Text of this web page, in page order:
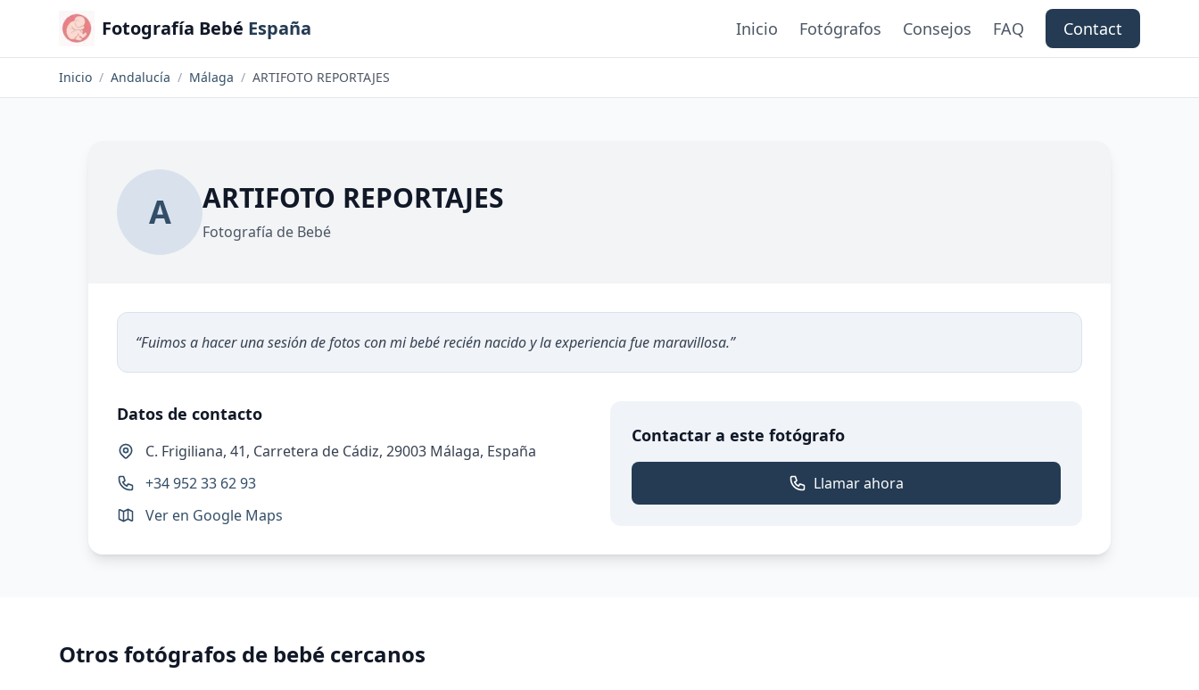
Fotografía Bebé España Inicio Fotógrafos Consejos FAQ Contact
Inicio / Andalucía / Málaga / ARTIFOTO REPORTAJES
A ARTIFOTO REPORTAJES
Fotografía de Bebé
“Fuimos a hacer una sesión de fotos con mi bebé recién nacido y la experiencia fue maravillosa.”
Datos de contacto
C. Frigiliana, 41, Carretera de Cádiz, 29003 Málaga, España
+34 952 33 62 93
Ver en Google Maps
Contactar a este fotógrafo
Llamar ahora
Otros fotógrafos de bebé cercanos